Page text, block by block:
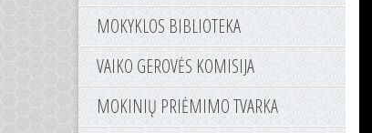
MOKYKLOS BIBLIOTEKA
VAIKO GEROVĖS KOMISIJA
MOKINIŲ PRIĖMIMO TVARKA